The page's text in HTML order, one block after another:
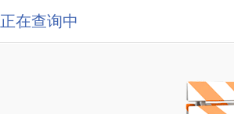
正在查询中